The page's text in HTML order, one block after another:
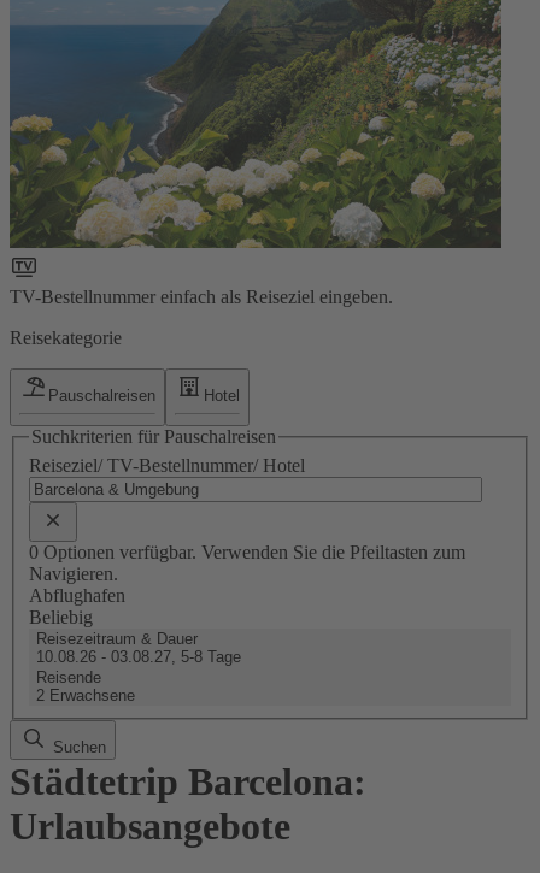
TV-Bestellnummer einfach als Reiseziel eingeben.
Reisekategorie
Pauschalreisen Hotel
Suchkriterien für Pauschalreisen
Reiseziel/ TV-Bestellnummer/ Hotel
0 Optionen verfügbar. Verwenden Sie die Pfeiltasten zum
Navigieren.
Abflughafen
Beliebig
Reisezeitraum & Dauer
10.08.26 - 03.08.27, 5-8 Tage
Reisende
2 Erwachsene
Suchen
Städtetrip Barcelona:
Urlaubsangebote